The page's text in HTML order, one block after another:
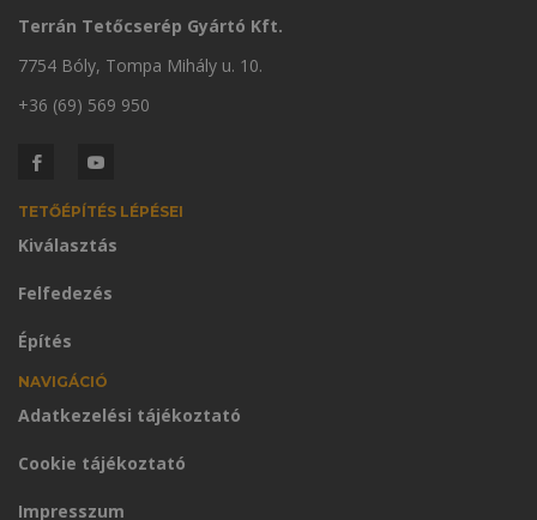
Terrán Tetőcserép Gyártó Kft.
7754 Bóly, Tompa Mihály u. 10.
+36 (69) 569 950
TETŐÉPÍTÉS LÉPÉSEI
Kiválasztás
Felfedezés
Építés
NAVIGÁCIÓ
Adatkezelési tájékoztató
Cookie tájékoztató
Impresszum